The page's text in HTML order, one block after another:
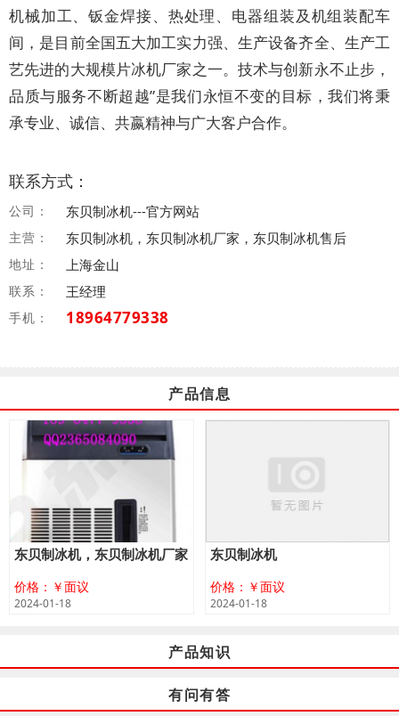
机械加工、钣金焊接、热处理、电器组装及机组装配车
间，是目前全国五大加工实力强、生产设备齐全、生产工
艺先进的大规模片冰机厂家之一。技术与创新永不止步，
品质与服务不断超越”是我们永恒不变的目标，我们将秉
承专业、诚信、共嬴精神与广大客户合作。
联系方式：
公司： 东贝制冰机---官方网站
主营： 东贝制冰机，东贝制冰机厂家，东贝制冰机售后
地址： 上海金山
联系： 王经理
手机： 18964779338
产品信息
东贝制冰机，东贝制冰机厂家
价格：￥面议
2024-01-18
东贝制冰机
价格：￥面议
2024-01-18
产品知识
有问有答